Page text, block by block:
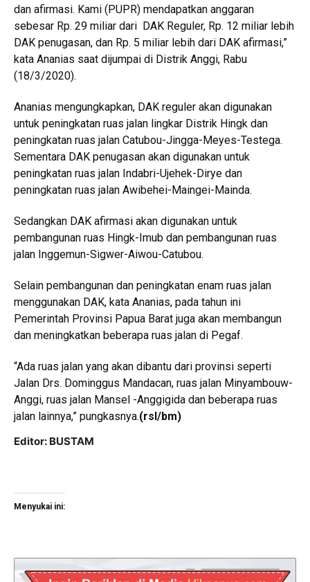
dan afirmasi. Kami (PUPR) mendapatkan anggaran
sebesar Rp. 29 miliar dari DAK Reguler, Rp. 12 miliar lebih
DAK penugasan, dan Rp. 5 miliar lebih dari DAK afirmasi,”
kata Ananias saat dijumpai di Distrik Anggi, Rabu
(18/3/2020).
Ananias mengungkapkan, DAK reguler akan digunakan
untuk peningkatan ruas jalan lingkar Distrik Hingk dan
peningkatan ruas jalan Catubou-Jingga-Meyes-Testega.
Sementara DAK penugasan akan digunakan untuk
peningkatan ruas jalan Indabri-Ujehek-Dirye dan
peningkatan ruas jalan Awibehei-Maingei-Mainda.
Sedangkan DAK afirmasi akan digunakan untuk
pembangunan ruas Hingk-Imub dan pembangunan ruas
jalan Inggemun-Sigwer-Aiwou-Catubou.
Selain pembangunan dan peningkatan enam ruas jalan
menggunakan DAK, kata Ananias, pada tahun ini
Pemerintah Provinsi Papua Barat juga akan membangun
dan meningkatkan beberapa ruas jalan di Pegaf.
“Ada ruas jalan yang akan dibantu dari provinsi seperti
Jalan Drs. Dominggus Mandacan, ruas jalan Minyambouw-
Anggi, ruas jalan Mansel -Anggigida dan beberapa ruas
jalan lainnya,” pungkasnya.(rsl/bm)
Editor: BUSTAM
Menyukai ini: